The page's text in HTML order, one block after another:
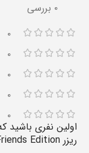
۰ بررسی
۰
۰
۰
۰
۰
اولین نفری باشید
ریزر Razer Kraken BT Hello Kitty and Friends Edition”